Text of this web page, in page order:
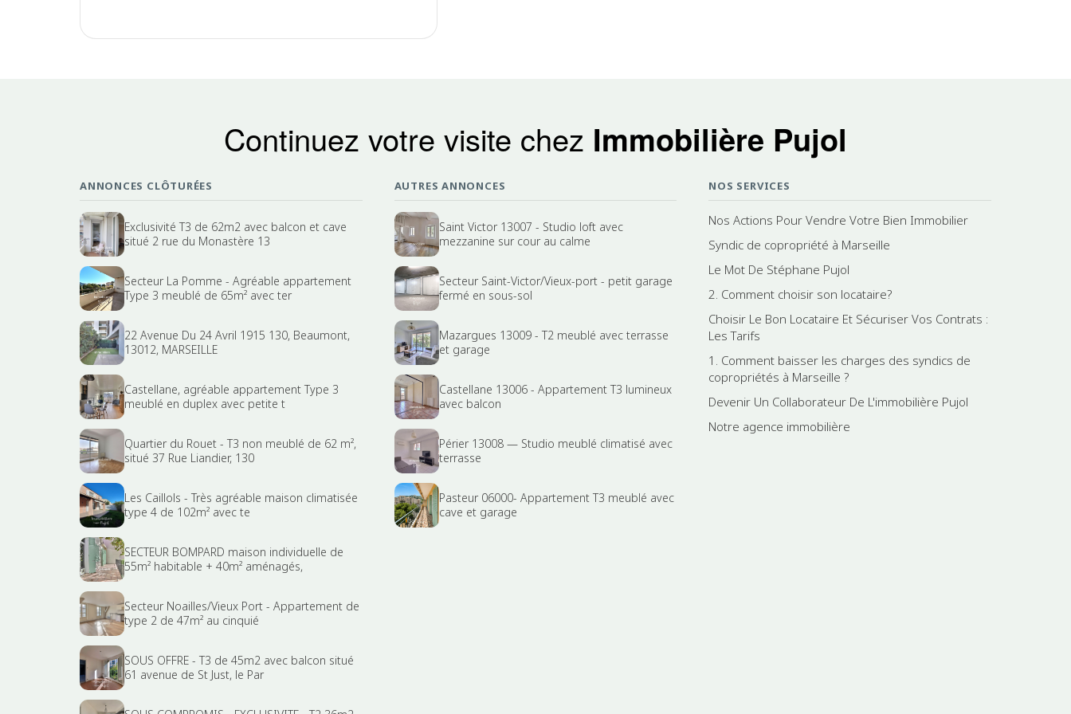
Continuez votre visite chez Immobilière Pujol
ANNONCES CLÔTURÉES
Exclusivité T3 de 62m2 avec balcon et cave
situé 2 rue du Monastère 13
Secteur La Pomme - Agréable appartement
Type 3 meublé de 65m² avec ter
22 Avenue Du 24 Avril 1915 130, Beaumont,
13012, MARSEILLE
Castellane, agréable appartement Type 3
meublé en duplex avec petite t
Quartier du Rouet - T3 non meublé de 62 m²,
situé 37 Rue Liandier, 130
Les Caillols - Très agréable maison climatisée
type 4 de 102m² avec te
SECTEUR BOMPARD maison individuelle de
55m² habitable + 40m² aménagés,
Secteur Noailles/Vieux Port - Appartement de
type 2 de 47m² au cinquié
SOUS OFFRE - T3 de 45m2 avec balcon situé
61 avenue de St Just, le Par
AUTRES ANNONCES
Saint Victor 13007 - Studio loft avec
mezzanine sur cour au calme
Secteur Saint-Victor/Vieux-port - petit garage
fermé en sous-sol
Mazargues 13009 - T2 meublé avec terrasse
et garage
Castellane 13006 - Appartement T3 lumineux
avec balcon
Périer 13008 — Studio meublé climatisé avec
terrasse
Pasteur 06000- Appartement T3 meublé avec
cave et garage
NOS SERVICES
Nos Actions Pour Vendre Votre Bien Immobilier
Syndic de copropriété à Marseille
Le Mot De Stéphane Pujol
2. Comment choisir son locataire?
Choisir Le Bon Locataire Et Sécuriser Vos Contrats :
Les Tarifs
1. Comment baisser les charges des syndics de
copropriétés à Marseille ?
Devenir Un Collaborateur De L'immobilière Pujol
Notre agence immobilière